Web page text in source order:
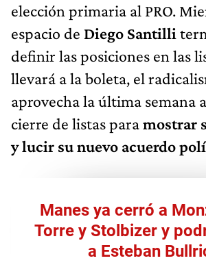
elección primaria al PRO.
espacio de Diego Santilli
definir las posiciones en las
llevará a la boleta, el
aprovecha la última semana
cierre de listas paramostrar
y lucir su nuevo acuerdo
Manes ya cerró a
Torre y Stolbizer y
a Esteban